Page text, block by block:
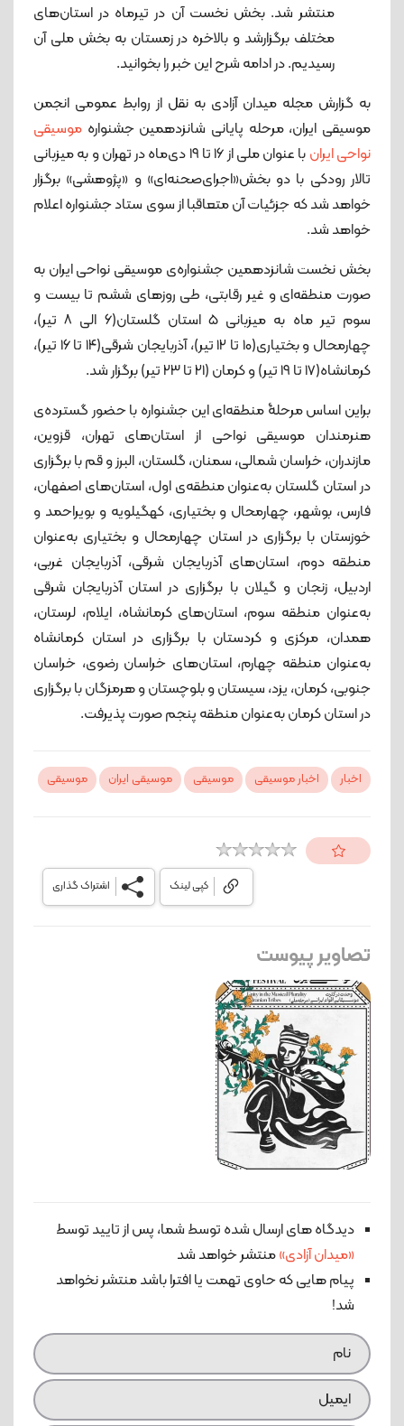
منتشر شد. بخش نخست آن در تیرماه در استان‌های
مختلف برگزارشد و بالاخره در زمستان به بخش ملی آن
رسیدیم. در ادامه شرح این خبر را بخوانید.
به گزارش مجله میدان آزادی به نقل از روابط عمومی انجمن
موسیقی ایران، مرحله پایانی شانزدهمین جشنواره موسیقی
نواحی ایران
با عنوان ملی از ۱۶ تا ۱۹ دی‌ماه در تهران و به میزبانی
تالار رودکی با دو بخش«اجرای‌صحنه‌ای» و «پژوهشی» برگزار
خواهد شد که جزئیات آن متعاقبا از سوی ستاد جشنواره اعلام
خواهد شد.
بخش نخست شانزدهمین جشنواره‌ی موسیقی نواحی ایران به‌
صورت منطقه‌ای و غیر رقابتی، طی روزهای ششم تا بیست و
سوم تیر ماه به میزبانی ۵ استان گلستان(۶ الی ۸ تیر)،
چهارمحال و بختیاری(۱۰ تا ۱۲ تیر)، آذربایجان شرقی(۱۴ تا ۱۶ تیر)،
کرمانشاه(۱۷ تا ۱۹ تیر) و کرمان (۲۱ تا ۲۳ تیر) برگزار شد.
براین اساس مرحلۀ منطقه‌ای این جشنواره با حضور گسترده‌ی
هنرمندان موسیقی نواحی از استان‌های تهران، قزوین،
مازندران، خراسان شمالی، سمنان، گلستان، البرز و قم با برگزاری
در استان گلستان به‌عنوان منطقه‌ی اول، استان‌های اصفهان،
فارس، بوشهر، چهارمحال و بختیاری، کهگیلویه و بویراحمد و
خوزستان با برگزاری در استان چهارمحال و بختیاری به‌عنوان
منطقه دوم، استان‌های آذربایجان شرقی، آذربایجان غربی،
اردبیل، زنجان و گیلان با برگزاری در استان آذربایجان شرقی
به‌عنوان منطقه سوم، استان‌های کرمانشاه، ایلام، لرستان،
همدان، مرکزی و کردستان با برگزاری در استان کرمانشاه
به‌عنوان منطقه چهارم، استان‌های خراسان رضوی، خراسان
جنوبی، کرمان، یزد، سیستان و بلوچستان و هرمزگان با برگزاری
در استان کرمان به‌عنوان منطقه پنجم صورت پذیرفت.
اخبار اخبار موسیقی موسیقی موسیقی ایران موسیقی
اشتراک گذاری کپی لینک
تصاویر پیوست
دیدگاه های ارسال شده توسط شما، پس از تایید توسط
«میدان آزادی»منتشر خواهد شد
پیام هایی که حاوی تهمت یا افترا باشد منتشر نخواهد
شد!